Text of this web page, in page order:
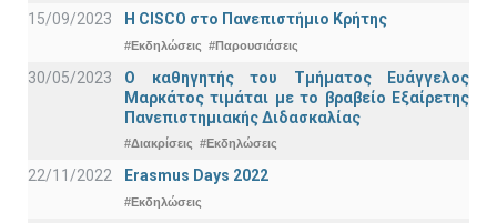
15/09/2023 Η CISCO στο Πανεπιστήμιο Κρήτης
#Εκδηλώσεις #Παρουσιάσεις
30/05/2023
Ο καθηγητής του Τμήματος Ευάγγελος
Μαρκάτος τιμάται με το βραβείο Εξαίρετης
Πανεπιστημιακής Διδασκαλίας
#Διακρίσεις #Εκδηλώσεις
22/11/2022 Erasmus Days 2022
#Εκδηλώσεις